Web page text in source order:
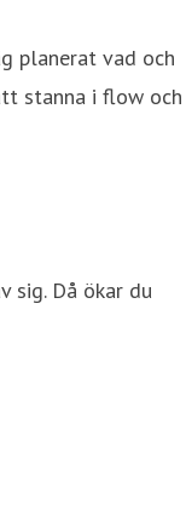
planerat vad och
stanna i flow och
sig. Då ökar du